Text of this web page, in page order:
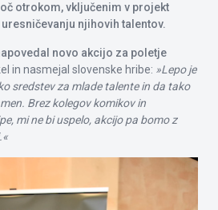
otrokom, vključenim v projekt
njihovih talentov.
novo akcijo za poletje
in nasmejal slovenske hribe: »Lepo je
sredstev za mlade talente in da tako
Brez kolegov komikov in
mi ne bi uspelo, akcijo pa bomo z